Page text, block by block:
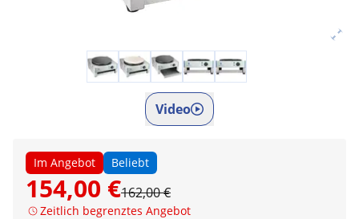
Video
Im Angebot Beliebt
154,00 €162,00 €
Zeitlich begrenztes Angebot